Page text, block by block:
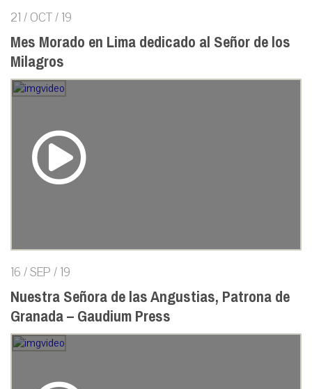
21 / OCT / 19
Mes Morado en Lima dedicado al Señor de los
Milagros
16 / SEP / 19
Nuestra Señora de las Angustias, Patrona de
Granada – Gaudium Press